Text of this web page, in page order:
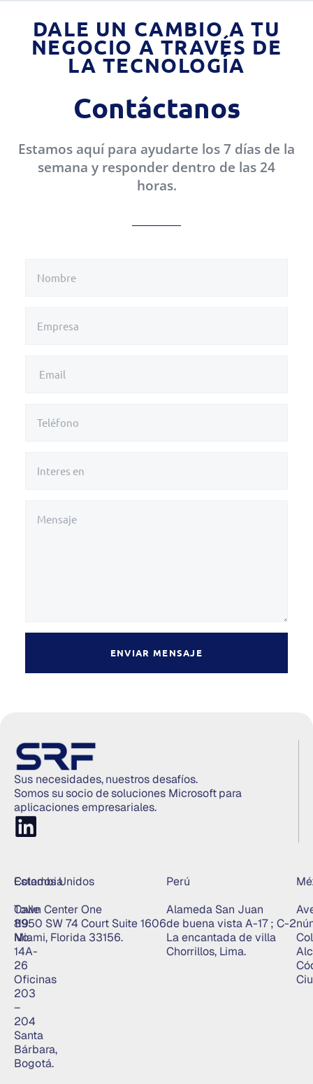
DALE UN CAMBIO A TU
NEGOCIO A TRAVÉS DE
LA TECNOLOGÍA
Contáctanos
Estamos aquí para ayudarte los 7 días de la
semana y responder dentro de las 24
horas.
ENVIAR MENSAJE
Sus necesidades, nuestros desafíos.
Somos su socio de soluciones Microsoft para
aplicaciones empresariales.
Colombia
Calle
119
No.
14A-
26
Oficinas
203
–
204
Santa
Bárbara,
Bogotá.
Estados Unidos
Town Center One
8950 SW 74 Court Suite 1606
Miami, Florida 33156.
Perú
Alameda San Juan
de buena vista A-17 ; C-2
La encantada de villa
Chorrillos, Lima.